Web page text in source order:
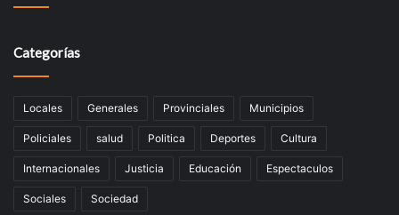
Categorías
Locales Generales Provinciales Municipios
Policiales salud Politica Deportes Cultura
Internacionales Justicia Educación Espectaculos
Sociales Sociedad